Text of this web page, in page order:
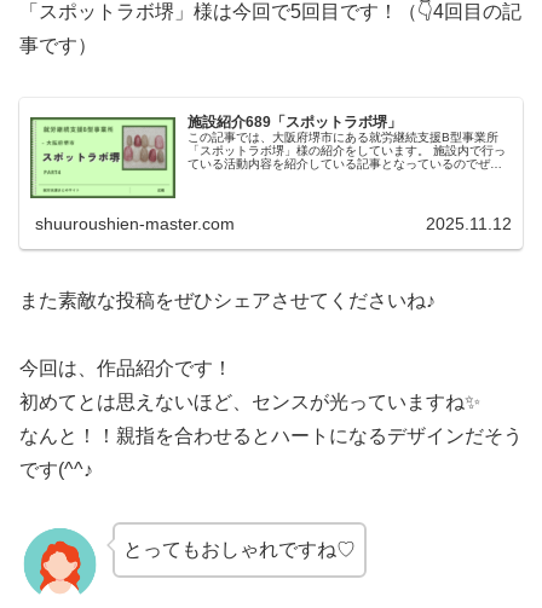
「スポットラボ堺」様は今回で5回目です！（👇4回目の記
事です）
施設紹介689「スポットラボ堺」
この記事では、大阪府堺市にある就労継続支援B型事業所
「スポットラボ堺」様の紹介をしています。 施設内で行っ
ている活動内容を紹介している記事となっているのでぜひ
shuuroushien-master.com 2025.11.12
また素敵な投稿をぜひシェアさせてくださいね♪
今回は、作品紹介です！
初めてとは思えないほど、センスが光っていますね✨
なんと！！親指を合わせるとハートになるデザインだそう
です(^^♪
とってもおしゃれですね♡